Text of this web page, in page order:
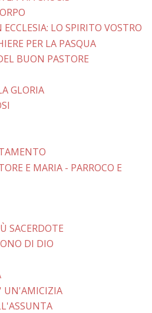
LO SPIRITO VOSTRO
PER LA PASQUA
BUON PASTORE
GLORIA
E MARIA - PARROCO E
SACERDOTE
DI DIO
UN'AMICIZIA